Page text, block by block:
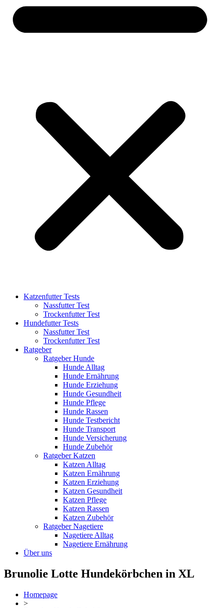
Katzenfutter Tests
Nassfutter Test
Trockenfutter Test
Hundefutter Tests
Nassfutter Test
Trockenfutter Test
Ratgeber
Ratgeber Hunde
Hunde Alltag
Hunde Ernährung
Hunde Erziehung
Hunde Gesundheit
Hunde Pflege
Hunde Rassen
Hunde Testbericht
Hunde Transport
Hunde Versicherung
Hunde Zubehör
Ratgeber Katzen
Katzen Alltag
Katzen Ernährung
Katzen Erziehung
Katzen Gesundheit
Katzen Pflege
Katzen Rassen
Katzen Zubehör
Ratgeber Nagetiere
Nagetiere Alltag
Nagetiere Ernährung
Über uns
Brunolie Lotte Hundekörbchen in XL
Homepage
>